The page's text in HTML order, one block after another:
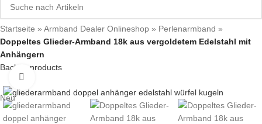
Startseite » Armband Dealer Onlineshop » Perlenarmband »
Doppeltes Glieder-Armband 18k aus vergoldetem Edelstahl mit
Anhängern
Back to products
Neu